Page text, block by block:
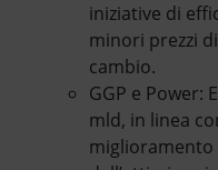
iniziative di
minori prezzi
cambio.
GGP e Power:
mld, in linea